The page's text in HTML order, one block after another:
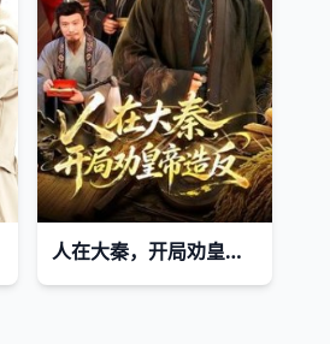
人在大秦，开局劝皇帝造反